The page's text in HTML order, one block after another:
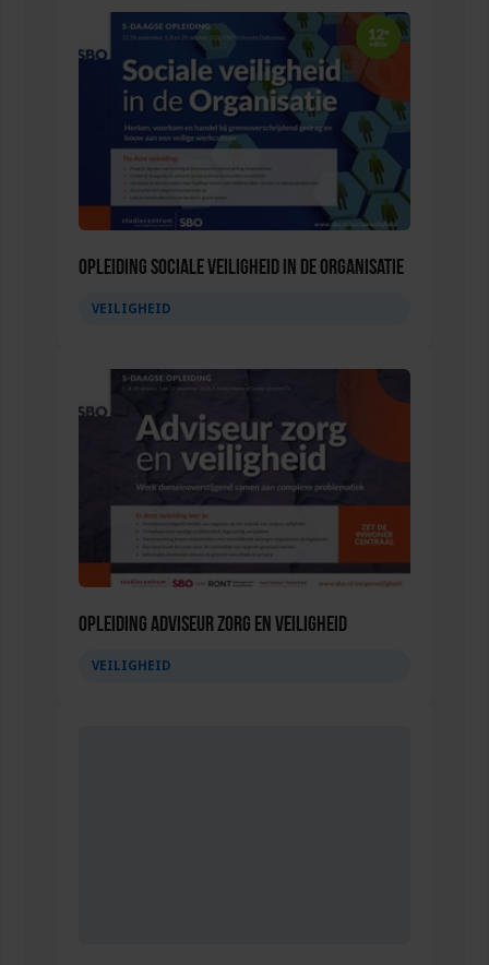
Opleiding Sociale Veiligheid in de Organisatie
VEILIGHEID
Opleiding Adviseur zorg en veiligheid
VEILIGHEID